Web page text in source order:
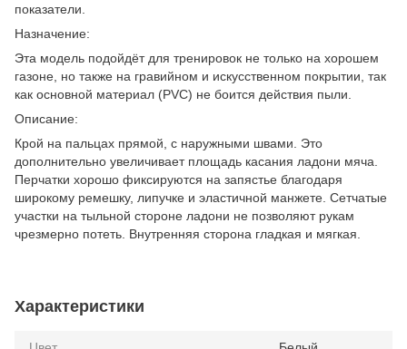
показатели.
Назначение:
Эта модель подойдёт для тренировок не только на хорошем
газоне, но также на гравийном и искусственном покрытии, так
как основной материал (PVC) не боится действия пыли.
Описание:
Крой на пальцах прямой, с наружными швами. Это
дополнительно увеличивает площадь касания ладони мяча.
Перчатки хорошо фиксируются на запястье благодаря
широкому ремешку, липучке и эластичной манжете. Сетчатые
участки на тыльной стороне ладони не позволяют рукам
чрезмерно потеть. Внутренняя сторона гладкая и мягкая.
Характеристики